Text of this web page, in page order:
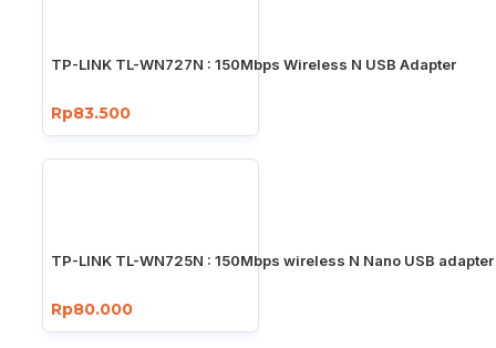
TP-LINK TL-WN727N : 150Mbps Wireless N USB Adapter
Rp83.500
TP-LINK TL-WN725N : 150Mbps wireless N Nano USB adapter
Rp80.000